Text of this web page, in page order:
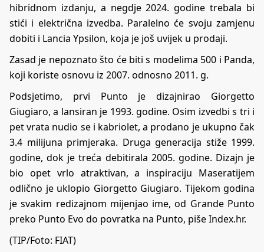
hibridnom izdanju, a negdje 2024. godine trebala bi
stići i električna izvedba. Paralelno će svoju zamjenu
dobiti i Lancia Ypsilon, koja je još uvijek u prodaji.
Zasad je nepoznato što će biti s modelima 500 i Panda,
koji koriste osnovu iz 2007. odnosno 2011. g.
Podsjetimo, prvi Punto je dizajnirao Giorgetto
Giugiaro, a lansiran je 1993. godine. Osim izvedbi s tri i
pet vrata nudio se i kabriolet, a prodano je ukupno čak
3.4 milijuna primjeraka. Druga generacija stiže 1999.
godine, dok je treća debitirala 2005. godine. Dizajn je
bio opet vrlo atraktivan, a inspiraciju Maseratijem
odlično je uklopio Giorgetto Giugiaro. Tijekom godina
je svakim redizajnom mijenjao ime, od Grande Punto
preko Punto Evo do povratka na Punto, pišeIndex.hr.
(TIP/Foto: FIAT)